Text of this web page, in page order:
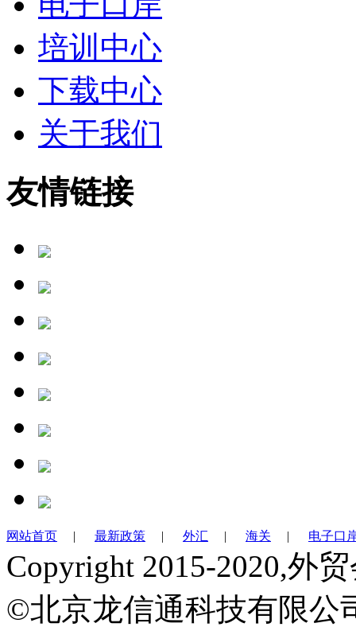
培训中心
下载中心
关于我们
友情链接
网站首页 | 最新政策 | 外汇 | 海关 | 电子口
Copyright 2015-2020,外
©北京龙信通科技有限公